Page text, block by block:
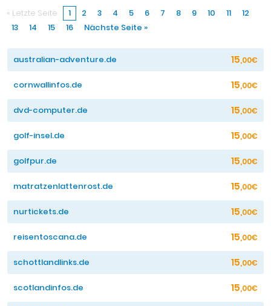
« Letzte Seite 1 2 3 4 5 6 7 8 9 10 11
12
13
14 15 16 Nächste Seite »
australian-adventure.de 15,00€
cornwallinfos.de 15,00€
dvd-computer.de 15,00€
golf-insel.de 15,00€
golfpur.de 15,00€
matratzenlattenrost.de 15,00€
nurtickets.de 15,00€
reisentoscana.de 15,00€
schottlandlinks.de 15,00€
scotlandinfos.de 15,00€